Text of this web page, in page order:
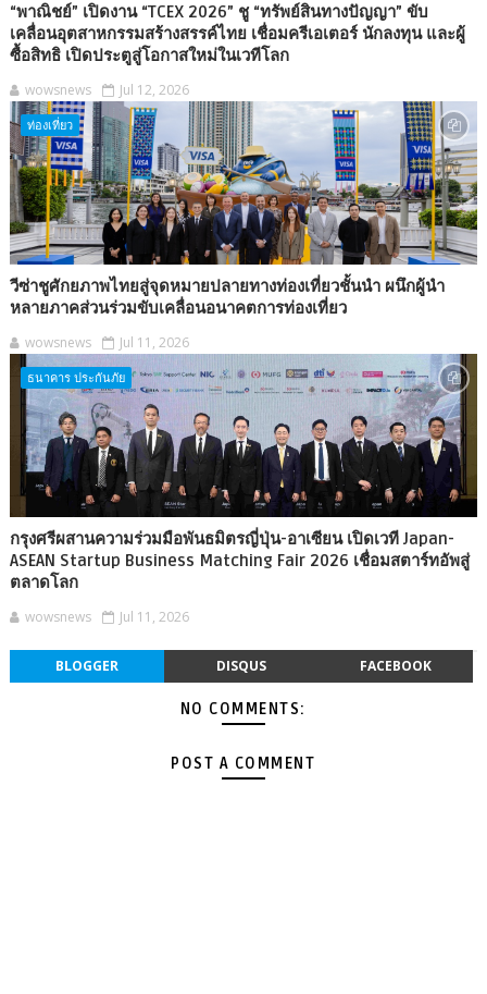
“พาณิชย์” เปิดงาน “TCEX 2026” ชู “ทรัพย์สินทางปัญญา” ขับ
เคลื่อนอุตสาหกรรมสร้างสรรค์ไทย เชื่อมครีเอเตอร์ นักลงทุน และผู้
ซื้อสิทธิ เปิดประตูสู่โอกาสใหม่ในเวทีโลก
wowsnews Jul 12, 2026
ท่องเที่ยว
วีซ่าชูศักยภาพไทยสู่จุดหมายปลายทางท่องเที่ยวชั้นนำ ผนึกผู้นำ
หลายภาคส่วนร่วมขับเคลื่อนอนาคตการท่องเที่ยว
wowsnews Jul 11, 2026
ธนาคาร ประกันภัย
กรุงศรีผสานความร่วมมือพันธมิตรญี่ปุ่น-อาเซียน เปิดเวที Japan-
ASEAN Startup Business Matching Fair 2026 เชื่อมสตาร์ทอัพสู่
ตลาดโลก
wowsnews Jul 11, 2026
BLOGGER DISQUS FACEBOOK
NO COMMENTS:
POST A COMMENT